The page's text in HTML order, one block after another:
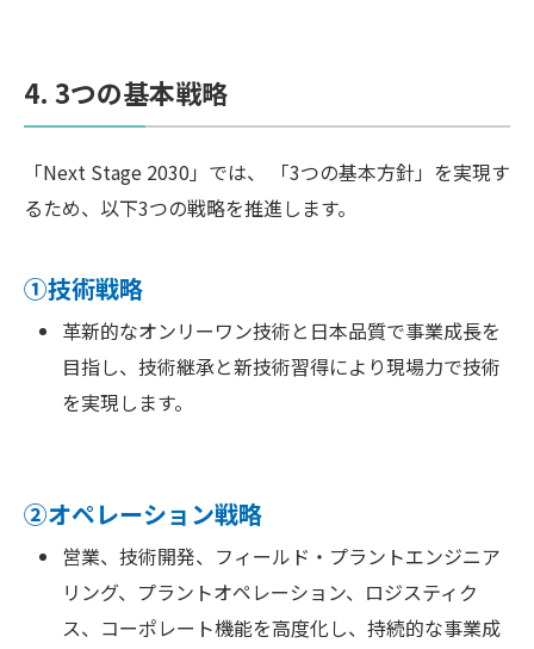
4. 3つの基本戦略
「Next Stage 2030」では、 「3つの基本方針」を実現す
るため、以下3つの戦略を推進します。
①技術戦略
革新的なオンリーワン技術と日本品質で事業成長を
目指し、技術継承と新技術習得により現場力で技術
を実現します。
②オペレーション戦略
営業、技術開発、フィールド・プラントエンジニア
リング、プラントオペレーション、ロジスティク
ス、コーポレート機能を高度化し、持続的な事業成